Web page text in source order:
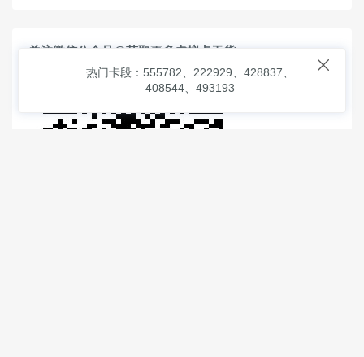
关注微信公众号@获取更多虚拟卡干货

热门卡段：555782、222929、428837、
408544、493193